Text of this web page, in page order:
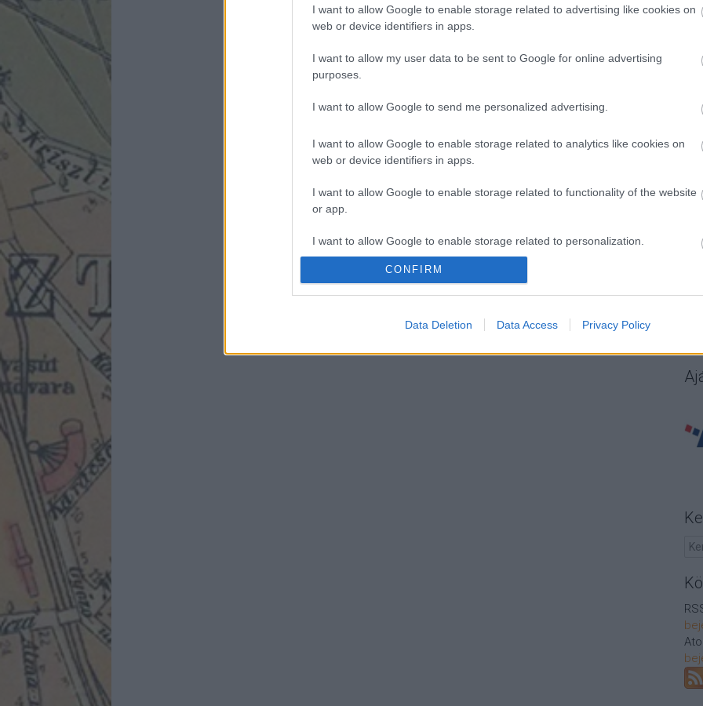
I want to allow Google to enable storage related to advertising like cookies on
web or device identifiers in apps.
I want to allow my user data to be sent to Google for online advertising
purposes.
I want to allow Google to send me personalized advertising.
I want to allow Google to enable storage related to analytics like cookies on
web or device identifiers in apps.
I want to allow Google to enable storage related to functionality of the website
or app.
I want to allow Google to enable storage related to personalization.
authentication functionality and fraud prevention, and other user protection.
CONFIRM
Data Deletion Data Access Privacy Policy
A
A
A
A
A